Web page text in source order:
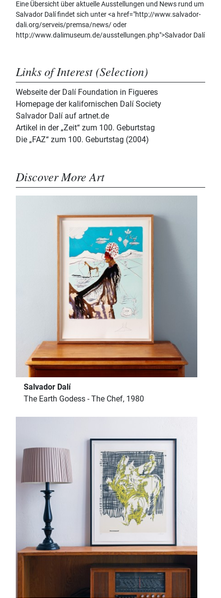
Eine Übersicht über aktuelle Ausstellungen und News rund um
Salvador Dalí findet sich unter <a href="http://www.salvador-
dali.org/serveis/premsa/news/ oder
http://www.dalimuseum.de/ausstellungen.php">Salvador Dalí
Links of Interest (Selection)
Webseite der Dalí Foundation in Figueres
Homepage der kalifornischen Dalí Society
Salvador Dalí auf artnet.de
Artikel in der „Zeit“ zum 100. Geburtstag
Die „FAZ“ zum 100. Geburtstag (2004)
Discover More Art
Salvador Dalí
The Earth Godess - The Chef, 1980